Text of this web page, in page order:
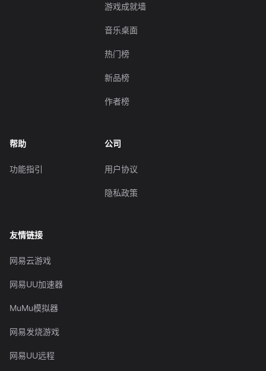
游戏成就墙
音乐桌面
热门榜
新品榜
作者榜
帮助
功能指引
公司
用户协议
隐私政策
友情链接
网易云游戏
网易UU加速器
MuMu模拟器
网易发烧游戏
网易UU远程